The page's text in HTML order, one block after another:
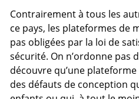
Contrairement à tous les
ce pays, les plateformes de
pas obligées par la loi de
sécurité. On n’ordonne pas
découvre qu’une
des défauts de conception